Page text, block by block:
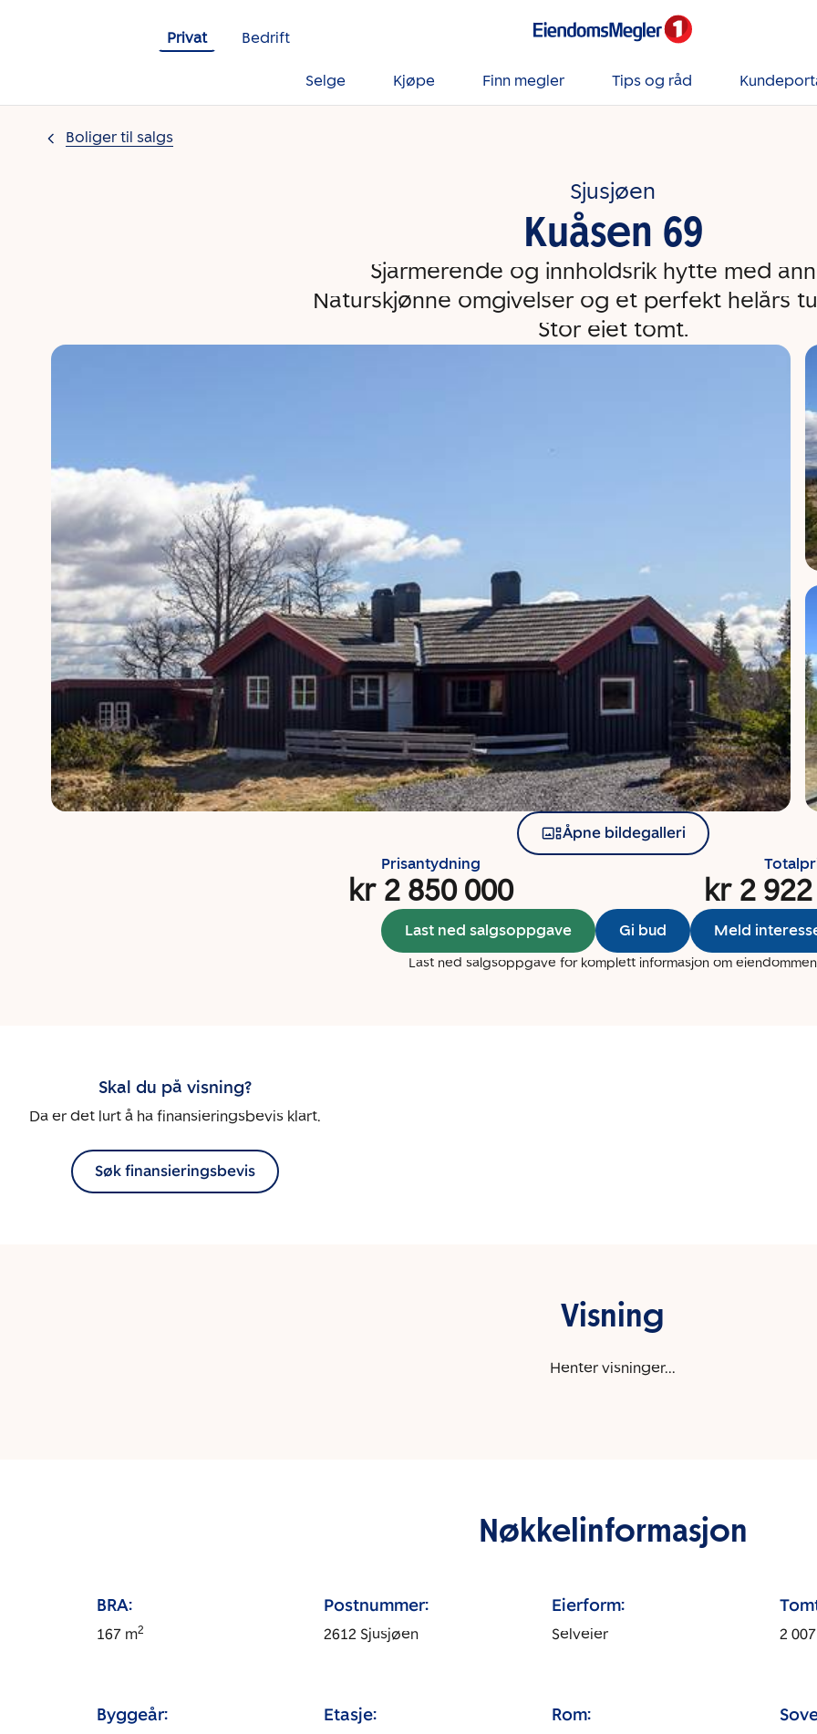
Privat
Bedrift
Selge Kjøpe Finn megler Tips og råd
Boliger til salgs
Sjusjøen
Kuåsen 69
Sjarmerende og innholdsrik hytte med
Naturskjønne omgivelser og et perfekt helårs
Stor eiet tomt.
Åpne bildegalleri
Prisantydning
kr 2 850 000 kr 2
Last ned salgsoppgave Gi bud Meld
Last ned salgsoppgave for komplett informasjon om eiendommen
Skal du på visning?
Da er det lurt å ha finansieringsbevis klart.
Søk finansieringsbevis
Visning
Henter visninger...
Nøkkelinformasjon
BRA:
167m2
Postnummer:
2612 Sjusjøen
Eierform:
Selveier 2 007
Byggeår: Etasje: Rom: